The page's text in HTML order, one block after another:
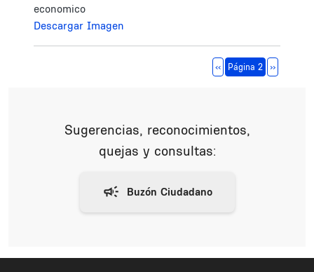
economico
Descargar Imagen
Página anterior
‹‹ Página 2 Siguiente
››
Sugerencias, reconocimientos,
quejas y consultas: